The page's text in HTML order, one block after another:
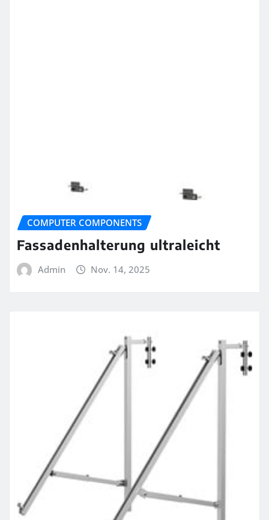
COMPUTER COMPONENTS
Fassadenhalterung ultraleicht
Admin Nov. 14, 2025